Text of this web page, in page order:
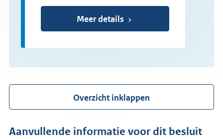
Meer details
Overzicht inklappen
Aanvullende informatie voor dit besluit